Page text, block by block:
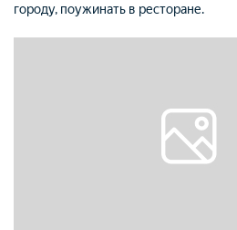
городу, поужинать в ресторане.